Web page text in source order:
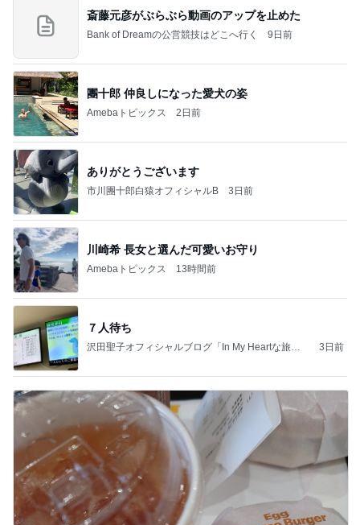
斎藤元彦がぶらぶら動画のアップを止めた
Bank of Dreamの公営競技はどこへ行く 9日前
團十郎 仲良しになった愛犬の姿
Amebaトピックス 2日前
ありがとうございます
市川團十郎白猿オフィシャルB 3日前
川崎希 長女と選んだ可愛いお守り
Amebaトピックス 13時間前
７人待ち
沢田聖子オフィシャルブログ「In My Heartな旅日
3日前